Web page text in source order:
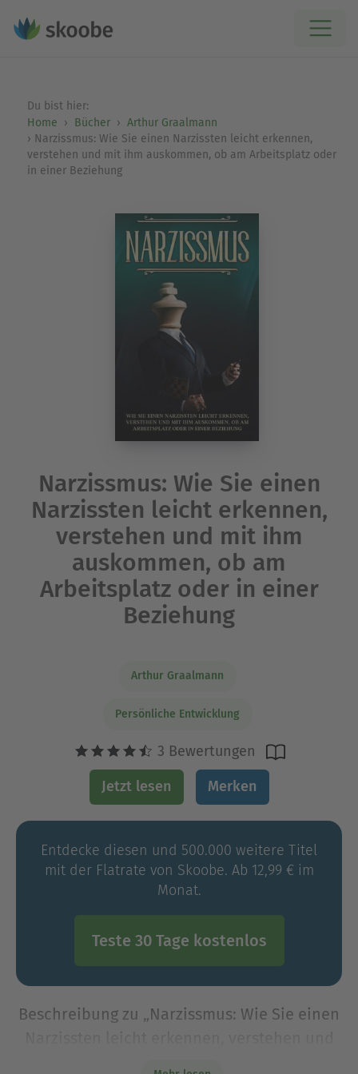
Du bist hier:
Home
Bücher
Arthur Graalmann
Narzissmus: Wie Sie einen Narzissten leicht erkennen,
verstehen und mit ihm auskommen, ob am Arbeitsplatz oder
in einer Beziehung
Narzissmus: Wie Sie einen
Narzissten leicht erkennen,
verstehen und mit ihm
auskommen, ob am
Arbeitsplatz oder in einer
Beziehung
Arthur Graalmann
Persönliche Entwicklung
3 Bewertungen
Jetzt lesen Merken
Entdecke diesen und 500.000 weitere Titel
mit der Flatrate von Skoobe. Ab 12,99 € im
Monat.
Teste 30 Tage kostenlos
Beschreibung zu „Narzissmus: Wie Sie einen